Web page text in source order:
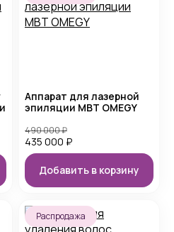
Аппарат для лазерной
эпиляции MBT OMEGY
435 000 ₽
490 000₽
Добавить в корзину
Распродажа